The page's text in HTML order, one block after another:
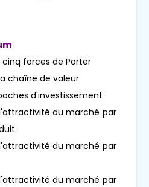
cinq forces de Porter
chaîne de valeur
d'investissement
du marché par
du marché par
du marché par